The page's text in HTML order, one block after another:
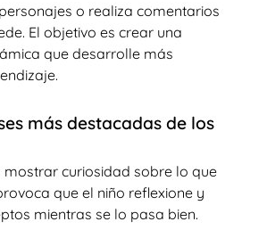
o realiza comentarios
El objetivo es crear una
que desarrolle más
más destacadas de los
mostrar curiosidad sobre lo que
que el niño reflexione y
mientras se lo pasa bien.